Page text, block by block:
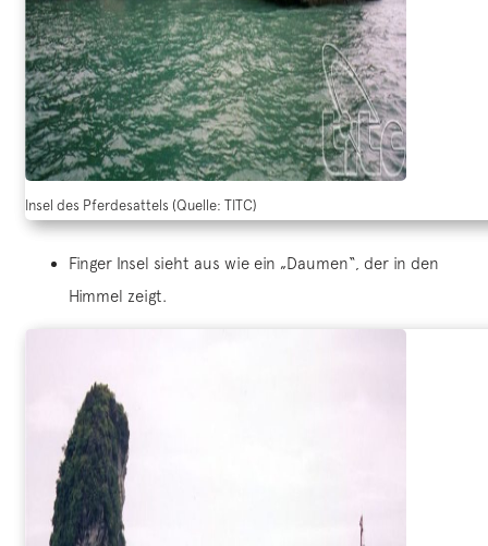
Insel des Pferdesattels (Quelle: TITC)
Finger Insel sieht aus wie ein „Daumen“, der in den
Himmel zeigt.